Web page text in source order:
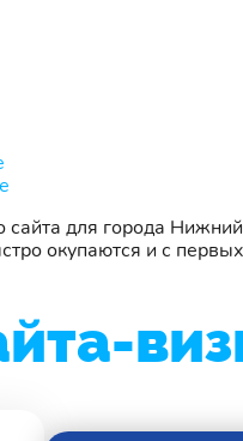
сайта для города
окупаются и с